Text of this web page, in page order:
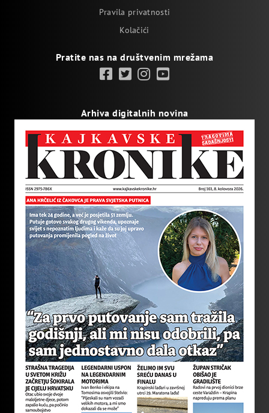
Pravila privatnosti
Kolačići
Pratite nas na društvenim mrežama
Arhiva digitalnih novina